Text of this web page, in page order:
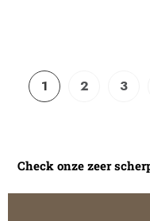
1 2 3
Check onze zeer